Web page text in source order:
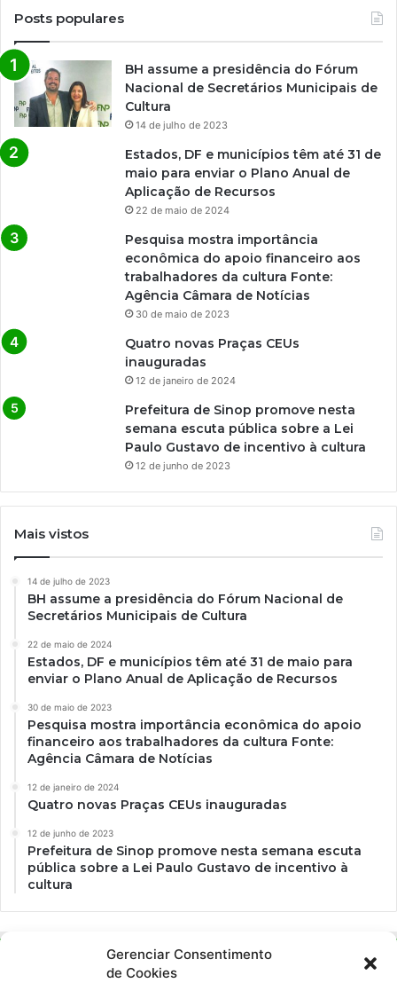
Gerenciar Consentimento
de Cookies
Posts populares
BH assume a presidência do Fórum
Nacional de Secretários Municipais de
Cultura
14 de julho de 2023
Estados, DF e municípios têm até 31 de
maio para enviar o Plano Anual de
Aplicação de Recursos
22 de maio de 2024
Pesquisa mostra importância
econômica do apoio financeiro aos
trabalhadores da cultura Fonte:
Agência Câmara de Notícias
30 de maio de 2023
Quatro novas Praças CEUs
inauguradas
12 de janeiro de 2024
Prefeitura de Sinop promove nesta
semana escuta pública sobre a Lei
Paulo Gustavo de incentivo à cultura
12 de junho de 2023
Mais vistos
14 de julho de 2023
BH assume a presidência do Fórum Nacional de
Secretários Municipais de Cultura
22 de maio de 2024
Estados, DF e municípios têm até 31 de maio para
enviar o Plano Anual de Aplicação de Recursos
30 de maio de 2023
Pesquisa mostra importância econômica do apoio
financeiro aos trabalhadores da cultura Fonte:
Agência Câmara de Notícias
12 de janeiro de 2024
Quatro novas Praças CEUs inauguradas
12 de junho de 2023
Prefeitura de Sinop promove nesta semana escuta
pública sobre a Lei Paulo Gustavo de incentivo à
cultura